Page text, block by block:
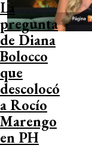
La
pregunta
de Diana
Bolocco
que
descolocó
a Rocío
Marengo
en PH